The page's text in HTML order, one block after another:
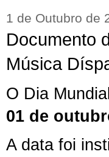
1 de Outubro de
Documento
Música
O Dia
01 de
A data foi